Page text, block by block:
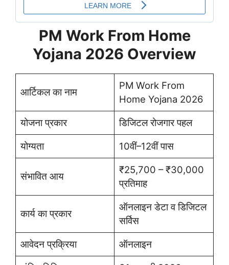
PM Work From Home
Yojana 2026 Overview
आर्टिकल का नाम
PM Work From
Home Yojana 2026
योजना प्रकार डिजिटल रोजगार पहल
योग्यता 10वीं–12वीं पास
संभावित आय
₹25,700 – ₹30,000
प्रतिमाह
कार्य का प्रकार
ऑनलाइन डेटा व डिजिटल
सर्विस
आवेदन प्रक्रिया ऑनलाइन